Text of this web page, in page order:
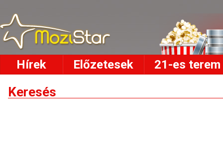
Hírek Előzetesek 21-es terem
Keresés